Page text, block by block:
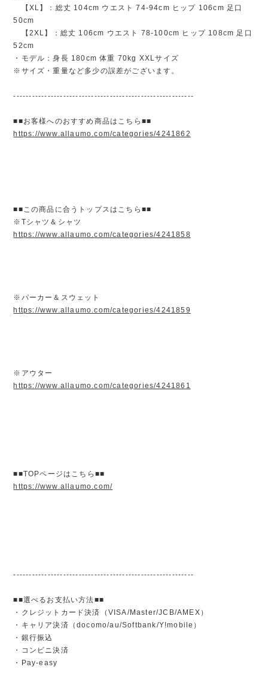
【XL】：総丈 104cm ウエスト 74-94cm ヒップ 106cm 足口
50cm
【2XL】：総丈 106cm ウエスト 78-100cm ヒップ 108cm 足口
52cm
・モデル：身長 180cm 体重 70kg XXLサイズ
※サイズ・重量など多少の誤差がございます。
----------------------------------------------------------
■■お客様へのおすすめ商品はこちら■■
https://www.allaumo.com/categories/4241862
■■この商品に合うトップスはこちら■■
※Tシャツ＆シャツ
https://www.allaumo.com/categories/4241858
※パーカー＆スウェット
https://www.allaumo.com/categories/4241859
※アウター
https://www.allaumo.com/categories/4241861
■■TOPページはこちら■■
https://www.allaumo.com/
----------------------------------------------------------
■■選べるお支払い方法■■
・クレジットカード決済（VISA/Master/JCB/AMEX）
・キャリア決済（docomo/au/Softbank/Y!mobile）
・銀行振込
・コンビニ決済
・Pay-easy